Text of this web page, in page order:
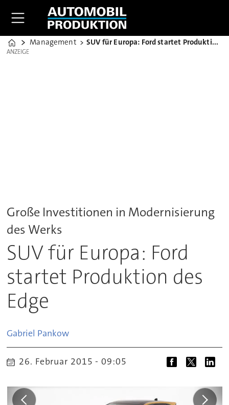
Home
Management SUV für Europa: Ford startet Produktion des Edge
ANZEIGE
ANZEIGE
Große Investitionen in Modernisierung
des Werks
SUV für Europa: Ford
startet Produktion des
Edge
Gabriel Pankow
26. Februar 2015 - 09:05